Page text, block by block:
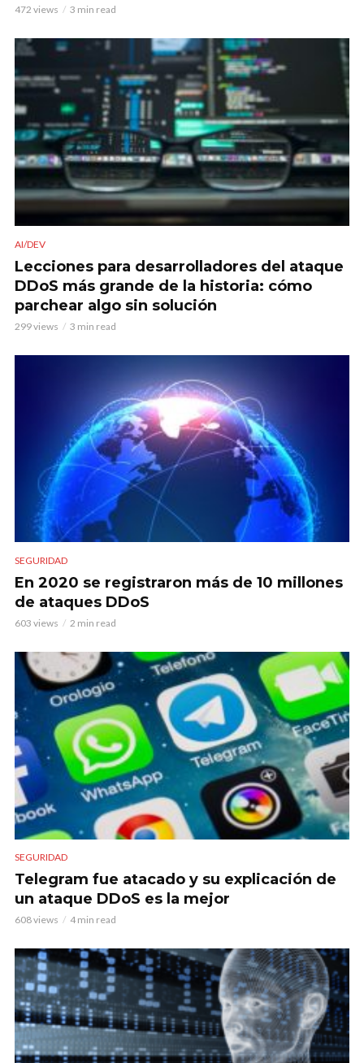
472 views 3 min read
AI/DEV
Lecciones para desarrolladores del ataque
DDoS más grande de la historia: cómo
parchear algo sin solución
299 views 3 min read
SEGURIDAD
En 2020 se registraron más de 10 millones
de ataques DDoS
603 views 2 min read
SEGURIDAD
Telegram fue atacado y su explicación de
un ataque DDoS es la mejor
608 views 4 min read